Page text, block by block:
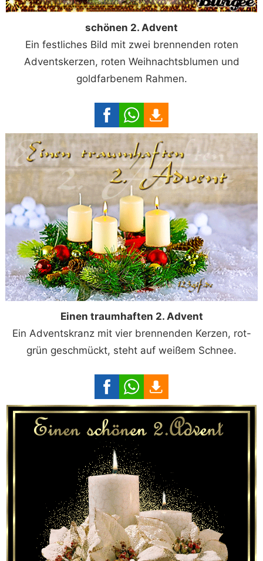
schönen 2. Advent
Ein festliches Bild mit zwei brennenden roten
Adventskerzen, roten Weihnachtsblumen und
goldfarbenem Rahmen.
Einen traumhaften 2. Advent
Ein Adventskranz mit vier brennenden Kerzen, rot-
grün geschmückt, steht auf weißem Schnee.